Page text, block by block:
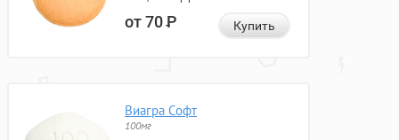
от 70Р Купить
Виагра Софт
100мг